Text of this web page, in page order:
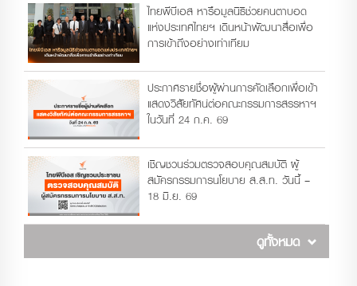
ไทยพีบีเอส หารือมูลนิธิช่วยคนตาบอด
แห่งประเทศไทยฯ เดินหน้าพัฒนาสื่อเพื่อ
การเข้าถึงอย่างเท่าเทียม
ประกาศรายชื่อผู้ผ่านการคัดเลือกเพื่อเข้า
แสดงวิสัยทัศน์ต่อคณะกรรมการสรรหาฯ
ในวันที่ 24 ก.ค. 69
เชิญชวนร่วมตรวจสอบคุณสมบัติ ผู้
สมัครกรรมการนโยบาย ส.ส.ท. วันนี้ –
18 มิ.ย. 69
ดูทั้งหมด